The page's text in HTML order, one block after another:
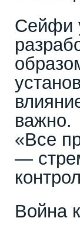
Сейфи
важно.
«Все
—
Война